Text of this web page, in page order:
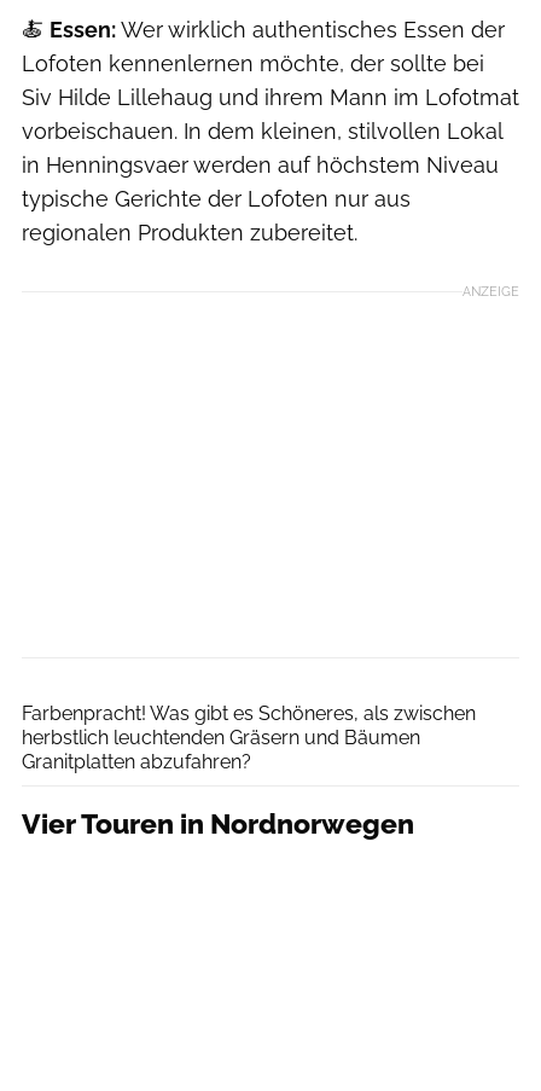
🍝 Essen:Wer wirklich authentisches Essen der
Lofoten kennenlernen möchte, der sollte bei
Siv Hilde Lillehaug und ihrem Mann im Lofotmat
vorbeischauen. In dem kleinen, stilvollen Lokal
in Henningsvaer werden auf höchstem Niveau
typische Gerichte der Lofoten nur aus
regionalen Produkten zubereitet.
ANZEIGE
Farbenpracht! Was gibt es Schöneres, als zwischen
herbstlich leuchtenden Gräsern und Bäumen
Granitplatten abzufahren?
Vier Touren in Nordnorwegen